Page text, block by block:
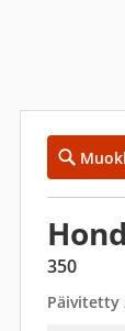
350
Päivitetty